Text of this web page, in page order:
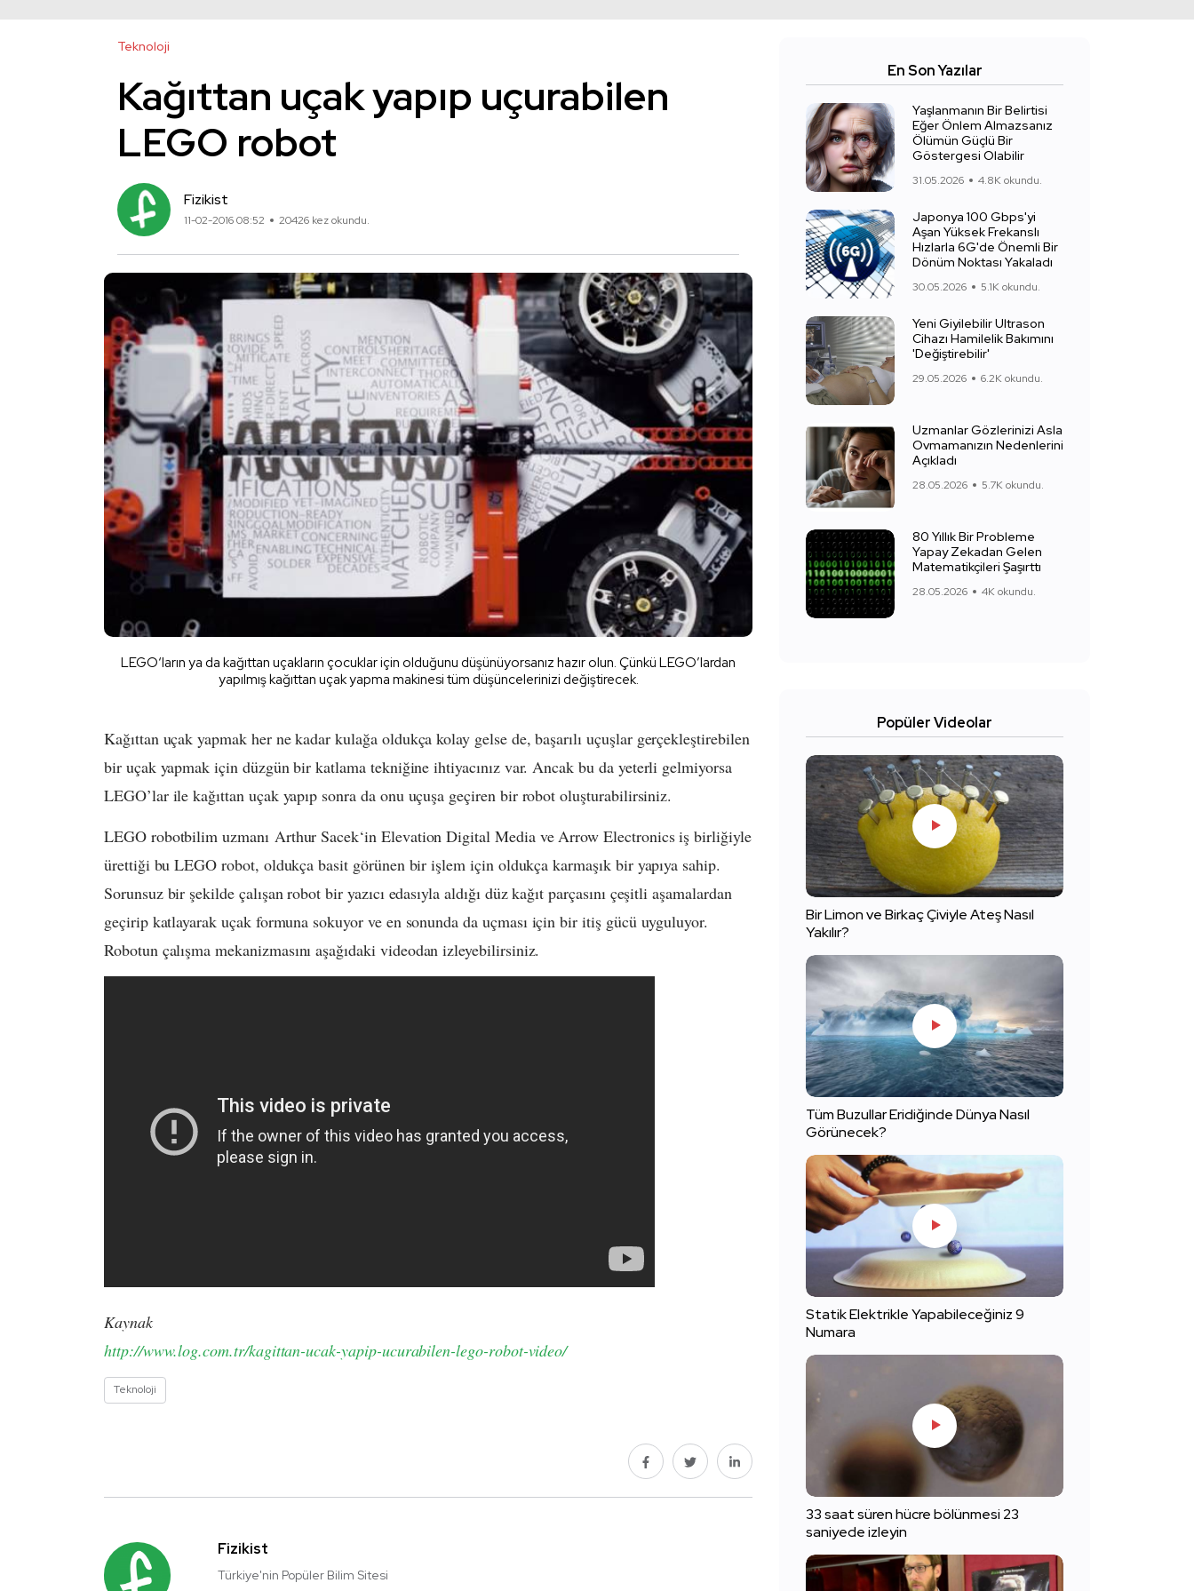
Teknoloji
Kağıttan uçak yapıp uçurabilen
LEGO robot
Fizikist
11-02-2016 08:52 20426 kez okundu.
LEGO‘ların ya da kağıttan uçakların çocuklar için olduğunu düşünüyorsanız hazır olun. Çünkü LEGO’lardan
yapılmış kağıttan uçak yapma makinesi tüm düşüncelerinizi değiştirecek.
Kağıttan uçak yapmak her ne kadar kulağa oldukça kolay gelse de, başarılı uçuşlar gerçekleştirebilen
bir uçak yapmak için düzgün bir katlama tekniğine ihtiyacınız var. Ancak bu da yeterli gelmiyorsa
LEGO’lar ile kağıttan uçak yapıp sonra da onu uçuşa geçiren bir robot oluşturabilirsiniz.
LEGO robotbilim uzmanı Arthur Sacek‘in Elevation Digital Media ve Arrow Electronics iş birliğiyle
ürettiği bu LEGO robot, oldukça basit görünen bir işlem için oldukça karmaşık bir yapıya sahip.
Sorunsuz bir şekilde çalışan robot bir yazıcı edasıyla aldığı düz kağıt parçasını çeşitli aşamalardan
geçirip katlayarak uçak formuna sokuyor ve en sonunda da uçması için bir itiş gücü uyguluyor.
Robotun çalışma mekanizmasını aşağıdaki videodan izleyebilirsiniz.
Kaynak
http://www.log.com.tr/kagittan-ucak-yapip-ucurabilen-lego-robot-video/
Teknoloji
Fizikist
Türkiye'nin Popüler Bilim Sitesi
En Son Yazılar
Yaşlanmanın Bir Belirtisi
Eğer Önlem Almazsanız
Ölümün Güçlü Bir
Göstergesi Olabilir
31.05.2026 4.8K okundu.
Japonya 100 Gbps'yi
Aşan Yüksek Frekanslı
Hızlarla 6G'de Önemli Bir
Dönüm Noktası Yakaladı
30.05.2026 5.1K okundu.
Yeni Giyilebilir Ultrason
Cihazı Hamilelik Bakımını
'Değiştirebilir'
29.05.2026 6.2K okundu.
Uzmanlar Gözlerinizi Asla
Ovmamanızın Nedenlerini
Açıkladı
28.05.2026 5.7K okundu.
80 Yıllık Bir Probleme
Yapay Zekadan Gelen
Matematikçileri Şaşırttı
28.05.2026 4K okundu.
Popüler Videolar
Bir Limon ve Birkaç Çiviyle Ateş Nasıl
Yakılır?
Tüm Buzullar Eridiğinde Dünya Nasıl
Görünecek?
Statik Elektrikle Yapabileceğiniz 9
Numara
33 saat süren hücre bölünmesi 23
saniyede izleyin